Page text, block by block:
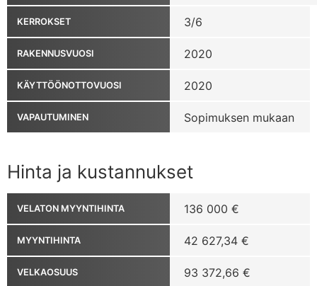
KERROKSET 3/6
RAKENNUSVUOSI 2020
KÄYTTÖÖNOTTOVUOSI 2020
VAPAUTUMINEN Sopimuksen mukaan
Hinta ja kustannukset
VELATON MYYNTIHINTA 136 000 €
MYYNTIHINTA 42 627,34 €
VELKAOSUUS 93 372,66 €